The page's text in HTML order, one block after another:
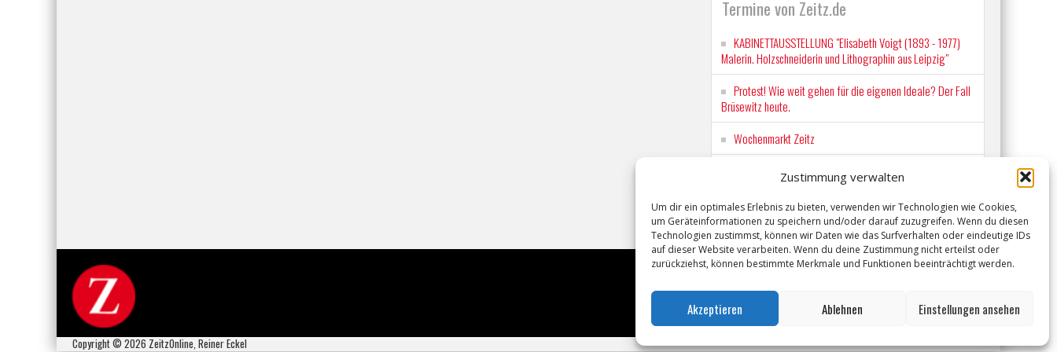
Zustimmung verwalten
Um dir ein optimales Erlebnis zu bieten, verwenden wir Technologien wie Cookies,
um Geräteinformationen zu speichern und/oder darauf zuzugreifen. Wenn du diesen
Technologien zustimmst, können wir Daten wie das Surfverhalten oder eindeutige IDs
auf dieser Website verarbeiten. Wenn du deine Zustimmung nicht erteilst oder
zurückziehst, können bestimmte Merkmale und Funktionen beeinträchtigt werden.
Akzeptieren Ablehnen Einstellungen ansehen
Termine von Zeitz.de
KABINETTAUSSTELLUNG "Elisabeth Voigt (1893 - 1977)
Malerin. Holzschneiderin und Lithographin aus Leipzig"
Protest! Wie weit gehen für die eigenen Ideale? Der Fall
Brüsewitz heute.
Wochenmarkt Zeitz
EINFACH LESEN im August 2026 H.P. Richter - DAMALS
WAR ES FRIEDRICH Lesung in Einfacher Sprache
Workshop für Kinder: Stop-Motion mit LEGO® & Robotik
Copyright © 2026 ZeitzOnline, Reiner Eckel